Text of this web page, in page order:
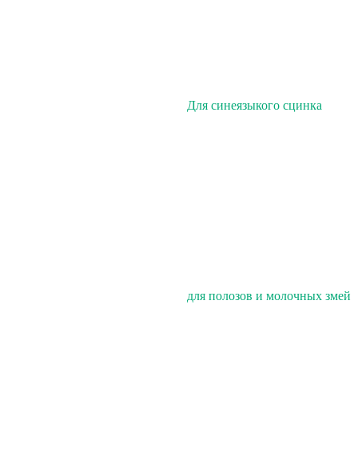
Для синеязыкого сцинка
для полозов и молочных змей